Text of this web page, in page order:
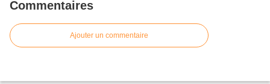
Commentaires
Ajouter un commentaire